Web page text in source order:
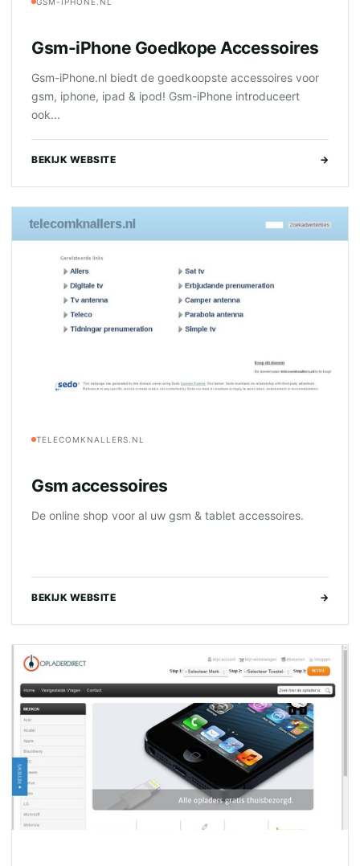
Gsm-iPhone Goedkope Accessoires
Gsm-iPhone.nl biedt de goedkoopste accessoires voor
gsm, iphone, ipad & ipod! Gsm-iPhone introduceert
ook...
BEKIJK WEBSITE →
TELECOMKNALLERS.NL
Gsm accessoires
De online shop voor al uw gsm & tablet accessoires.
BEKIJK WEBSITE →